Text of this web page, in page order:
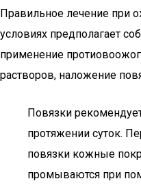
Правильное лечение при
условиях предполагает
применение
растворов, наложение
Повязки
протяжении суток.
повязки кожные
промываются при